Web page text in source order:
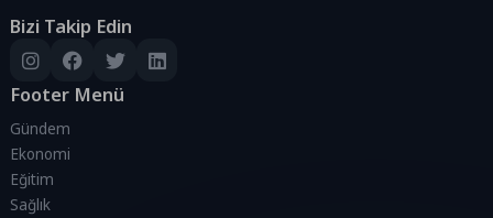
Bizi Takip Edin
Footer Menü
Gündem
Ekonomi
Eğitim
Sağlık